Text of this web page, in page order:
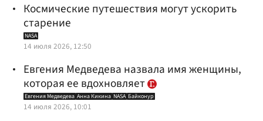
Космические путешествия могут ускорить
старение
NASA
14 июля 2026, 12:50
Евгения Медведева назвала имя женщины,
которая ее вдохновляет
Евгения Медведева Анна Кикина NASA Байконур
14 июля 2026, 10:01